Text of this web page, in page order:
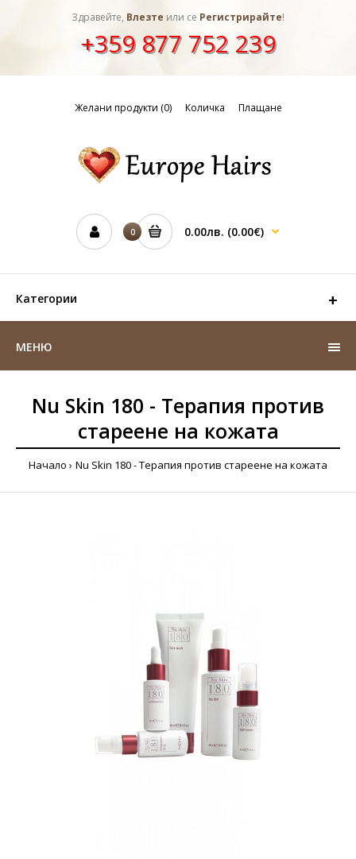
Здравейте, Влезте или се Регистрирайте!
+359 877 752 239
Желани продукти (0) Количка Плащане
0 0.00лв. (0.00€)
Категории
МЕНЮ
Nu Skin 180 - Терапия против
стареене на кожата
Начало Nu Skin 180 - Терапия против стареене на кожата